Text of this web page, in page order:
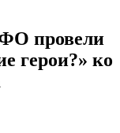
провели
герои?» ко